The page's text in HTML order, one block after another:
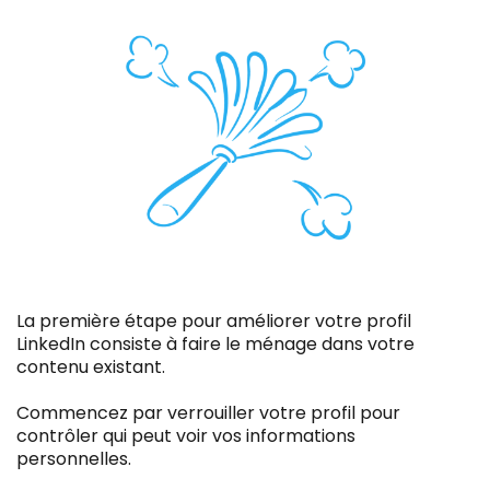
La première étape pour améliorer votre profil
LinkedIn consiste à faire le ménage dans votre
contenu existant.
Commencez par verrouiller votre profil pour
contrôler qui peut voir vos informations
personnelles.